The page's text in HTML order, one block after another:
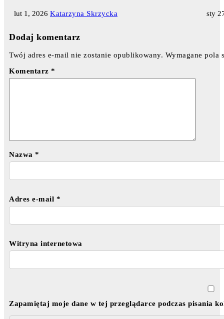
lut 1, 2026 Katarzyna Skrzycka sty
Dodaj komentarz
Twój adres e-mail nie zostanie opublikowany. Wymagane pola
Komentarz *
Nazwa *
Adres e-mail *
Witryna internetowa
Zapamiętaj moje dane w tej przeglądarce podczas pisania